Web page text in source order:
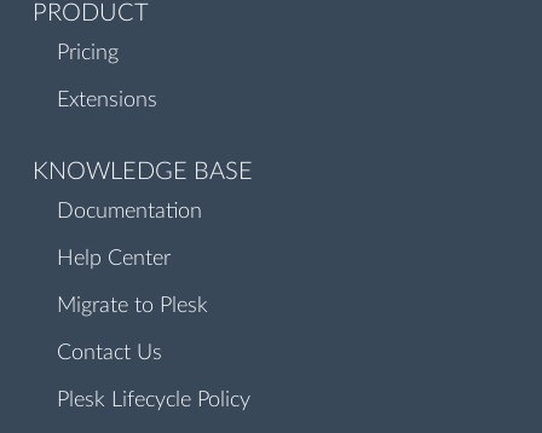
PRODUCT
Pricing
Extensions
KNOWLEDGE BASE
Documentation
Help Center
Migrate to Plesk
Contact Us
Plesk Lifecycle Policy